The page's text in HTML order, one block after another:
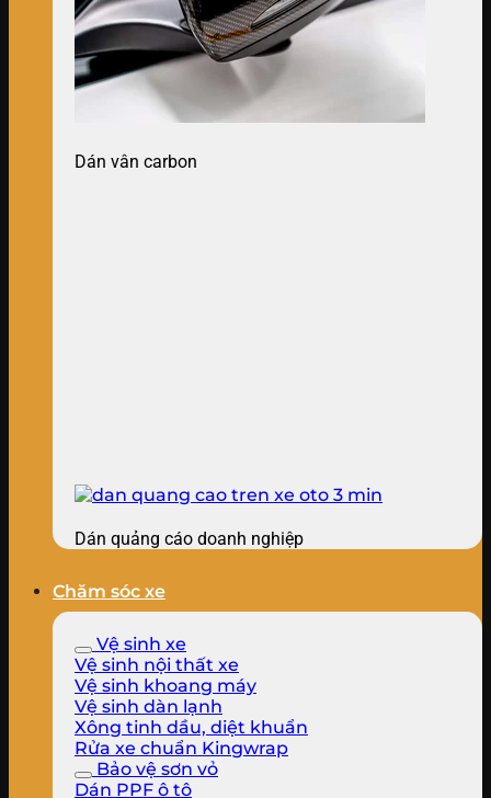
Dán vân carbon
Dán quảng cáo doanh nghiệp
Chăm sóc xe
Vệ sinh xe
Vệ sinh nội thất xe
Vệ sinh khoang máy
Vệ sinh dàn lạnh
Xông tinh dầu, diệt khuẩn
Rửa xe chuẩn Kingwrap
Bảo vệ sơn vỏ
Dán PPF ô tô